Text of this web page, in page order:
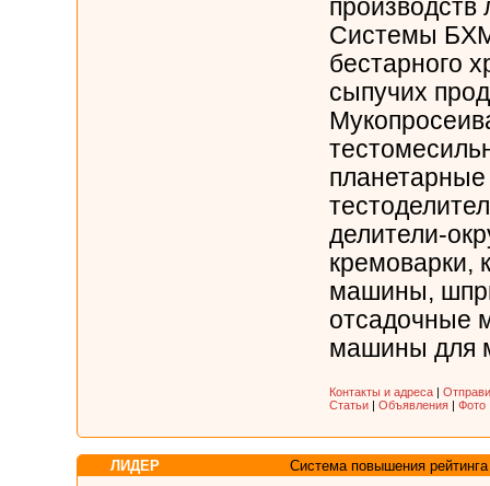
Системы
бестарного
сыпучих
делители-
кремоварки,
машины,
отсадочные
машины для
Контакты и адреса |
Статьи | Объявления | Фото
ЛИДЕР Система повышения рейтинга